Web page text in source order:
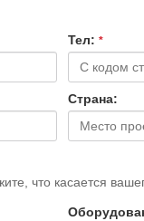
Teл: *
Страна:
что касается